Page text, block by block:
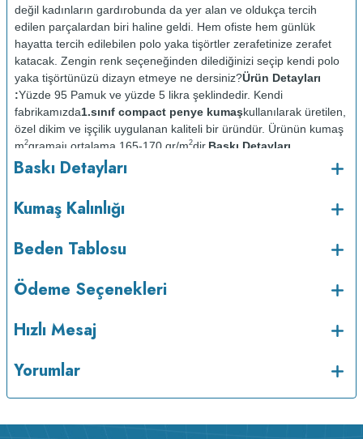
değil kadınların gardırobunda da yer alan ve oldukça tercih
edilen parçalardan biri haline geldi. Hem ofiste hem günlük
hayatta tercih edilebilen polo yaka tişörtler zerafetinize zerafet
katacak. Zengin renk seçeneğinden dilediğinizi seçip kendi polo
yaka tişörtünüzü dizayn etmeye ne dersiniz?Ürün Detayları
:Yüzde 95 Pamuk ve yüzde 5 likra şeklindedir. Kendi
fabrikamızda1.sınıf compact penye kumaşkullanılarak üretilen,
özel dikim ve işçilik uygulanan kaliteli bir üründür. Ürünün kumaş
m2gramajı ortalama 165-170 gr/m2dir. Baskı Detayları
:Baskılarda kullanılan boyalar sertifikalı ve güvenlidir; insan
sağlığına zarar vermez.
yapılmaz. Kurutma makinesinde kurutulmaz. Orta ısıda ve tersten
Baskı Detayları
Kumaş Kalınlığı
Beden Tablosu
Ödeme Seçenekleri
Hızlı Mesaj
Yorumlar